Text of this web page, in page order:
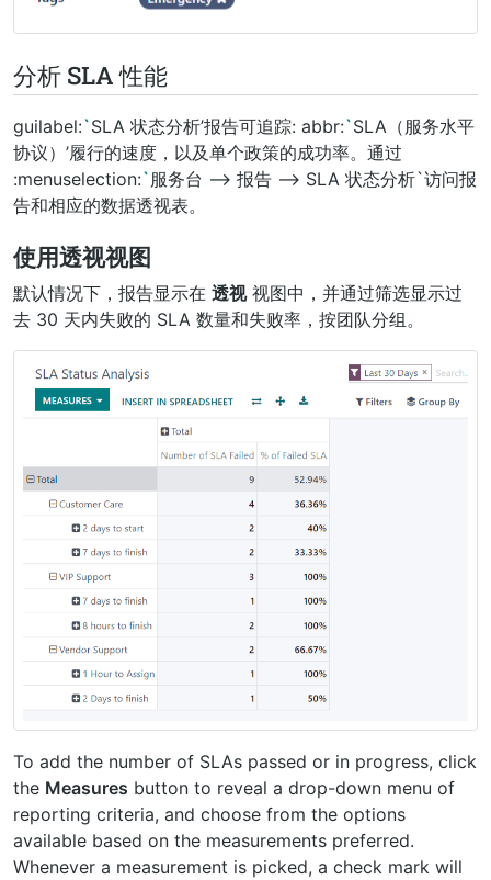
分析 SLA 性能
guilabel:`SLA 状态分析’报告可追踪: abbr:`SLA（服务水平
协议）’履行的速度，以及单个政策的成功率。通过
:menuselection:` 服务台 –> 报告 –> SLA 状态分析`访问报
告和相应的数据透视表。
使用透视视图
默认情况下，报告显示在 透视视图中，并通过筛选显示过
去 30 天内失败的 SLA 数量和失败率，按团队分组。
To add the number of SLAs passed or in progress, click
the Measures button to reveal a drop-down menu of
reporting criteria, and choose from the options
available based on the measurements preferred.
Whenever a measurement is picked, a check mark will